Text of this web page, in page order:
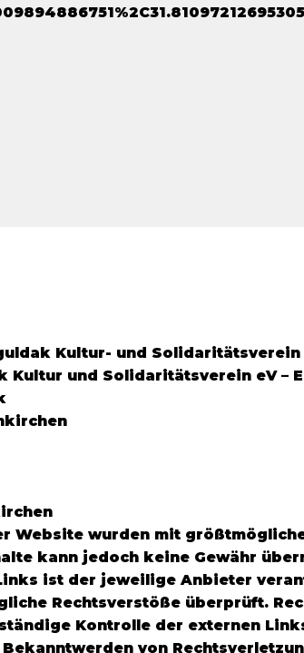
Kultur- und Solidaritätsverein
Kultur und Solidaritätsverein eV –
Website wurden mit
kann jedoch keine Gewähr
ist der jeweilige Anbieter
Rechtsverstöße überprüft.
Kontrolle der externen
von